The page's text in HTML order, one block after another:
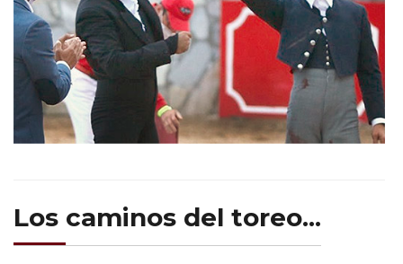
Los caminos del toreo...